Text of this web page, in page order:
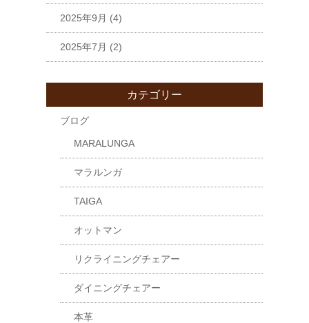
2025年9月 (4)
2025年7月 (2)
カテゴリー
ブログ
MARALUNGA
マラルンガ
TAIGA
オットマン
リクライニングチェアー
ダイニングチェアー
本革